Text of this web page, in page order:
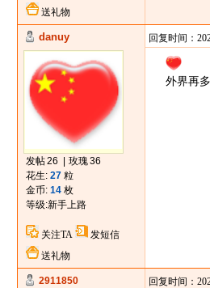
送礼物
danuy
发帖26 玫瑰36
花生: 27粒
金币: 14枚
等级:新手上路
关注TA
发短信
送礼物
回复时间：
外界再
2911850 回复时间：